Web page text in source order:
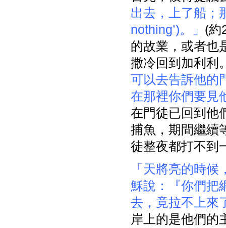
出去，上了船；
nothing’)。」 (約
的故業，或者也
撒冷回到加利利
可以去告訴他的
在那裡你們要見
在門徒已回到他
捕魚，期間繼續
徒整夜都打不到
「天將亮的時
穌說：『你們把
去，竟拉不上來
岸上的是他們的